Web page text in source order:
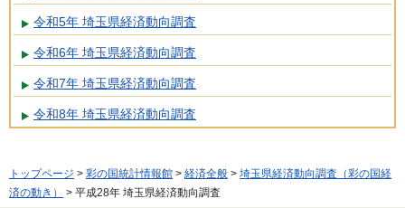
令和5年 埼玉県経済動向調査
令和6年 埼玉県経済動向調査
令和7年 埼玉県経済動向調査
令和8年 埼玉県経済動向調査
トップページ > 彩の国統計情報館 > 経済全般 > 埼玉県経済動向調査（彩の国経
済の動き）
> 平成28年 埼玉県経済動向調査